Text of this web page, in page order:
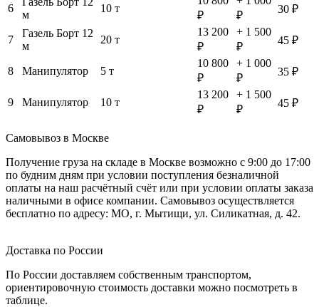
6
м
10 т
₽
₽
30 ₽
7
Газель Борт 12
м
20 т
13 200
₽
+ 1 500
₽
45 ₽
8 Манипулятор 5 т
10 800
₽
+ 1 000
₽
35 ₽
9 Манипулятор 10 т
13 200
₽
+ 1 500
₽
45 ₽
Самовывоз в Москве
Получение груза на складе в Москве возможно с 9:00 до 17:00
по будним дням при условии поступления безналичной
оплаты на наш расчётный счёт или при условии оплаты заказа
наличными в офисе компании. Самовывоз осуществляется
бесплатно по адресу: МО, г. Мытищи, ул. Силикатная, д. 42.
Доставка по России
По России доставляем собственным транспортом,
ориентировочную стоимость доставки можно посмотреть в
таблице.